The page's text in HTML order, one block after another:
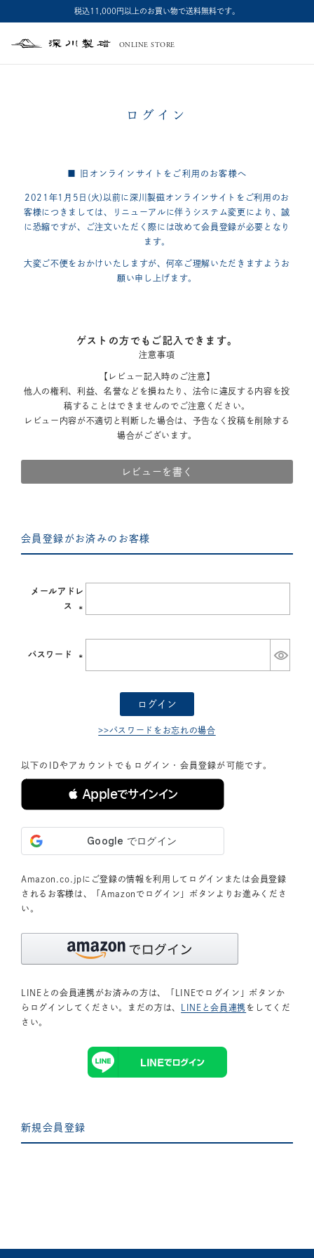
税込11,000円以上のお買い物で送料無料です。
深
製
ONLINE STORE
ログイン
■ 旧オンラインサイトをご利用のお客様へ
2021年1月5日(火)以前に深川製磁オンラインサイトをご利用のお
客様につきましては、
リニューアルに伴うシステム変更により、誠
に恐縮ですが、
ご注文いただく際には改めて会員登録が必要となり
ます。
大変ご不便をおかけいたしますが、何卒ご理解いただきますようお
願い申し上げます。
ゲストの方でもご記入できます。
注意事項
【レビュー記入時のご注意】
他人の権利、利益、名誉などを損ねたり、法令に違反する内容を投
稿することはできませんのでご注意ください。
レビュー内容が不適切と判断した場合は、予告なく投稿を削除する
場合がございます。
レビューを書く
会員登録がお済みのお客様
メールアドレ
ス
須)
パスワード
(必
ログイン
>>パスワードをお忘れの場合
以下のIDやアカウントでもログイン・会員登録が可能です。
 Appleでサインイン
Amazon.co.jpにご登録の情報を利用してログインまたは会員登録
されるお客様は、「Amazonでログイン」ボタンよりお進みくださ
い。
LINEとの会員連携がお済みの方は、「LINEでログイン」ボタンか
らログインしてください。まだの方は、
LINEと会員連携 をしてくだ
さい。
新規会員登録